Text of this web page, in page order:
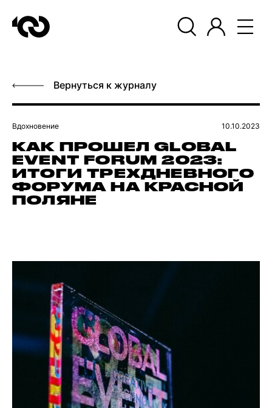
Вернуться к журналу
Вдохновение 10.10.2023
КАК ПРОШЕЛ GLOBAL
EVENT FORUM 2023:
ИТОГИ ТРЕХДНЕВНОГО
ФОРУМА НА КРАСНОЙ
ПОЛЯНЕ